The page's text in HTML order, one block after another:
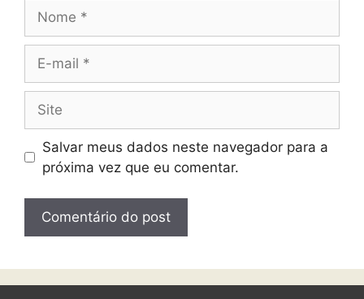
Salvar meus dados neste navegador para a
próxima vez que eu comentar.